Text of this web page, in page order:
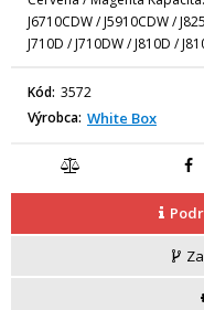
J6710CDW / J5910CDW /
J710D / J710DW / J810D /
Kód 3572
Výrobca White Box